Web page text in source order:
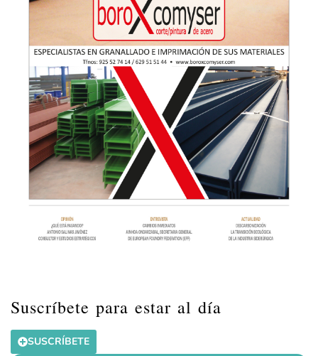
Suscríbete para estar al día
SUSCRÍBETE